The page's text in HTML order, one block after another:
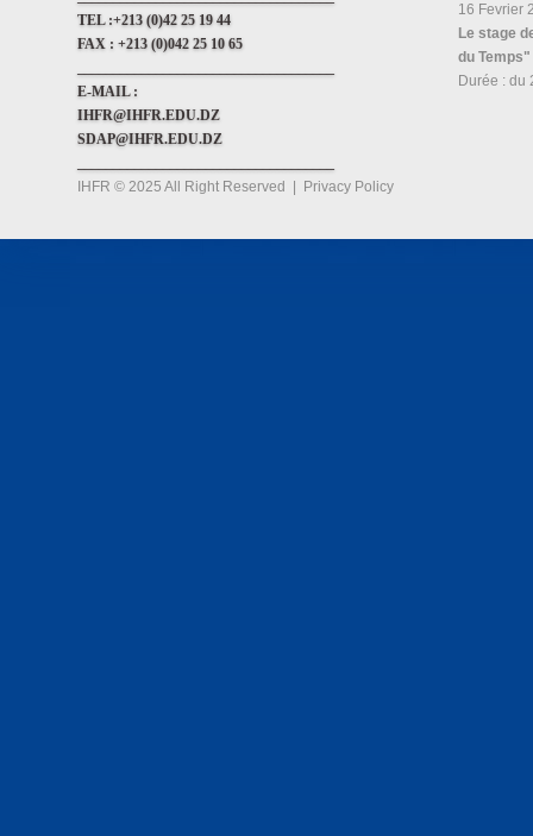
TEL :+213 (0)42 25 19 44
FAX : +213 (0)042 25 10 65
E-MAIL :
IHFR@IHFR.EDU.DZ
SDAP@IHFR.EDU.DZ
IHFR © 2025 All Right Reserved
Privacy Policy
16 Fevrier
Le stage
du Temps"
Durée : du